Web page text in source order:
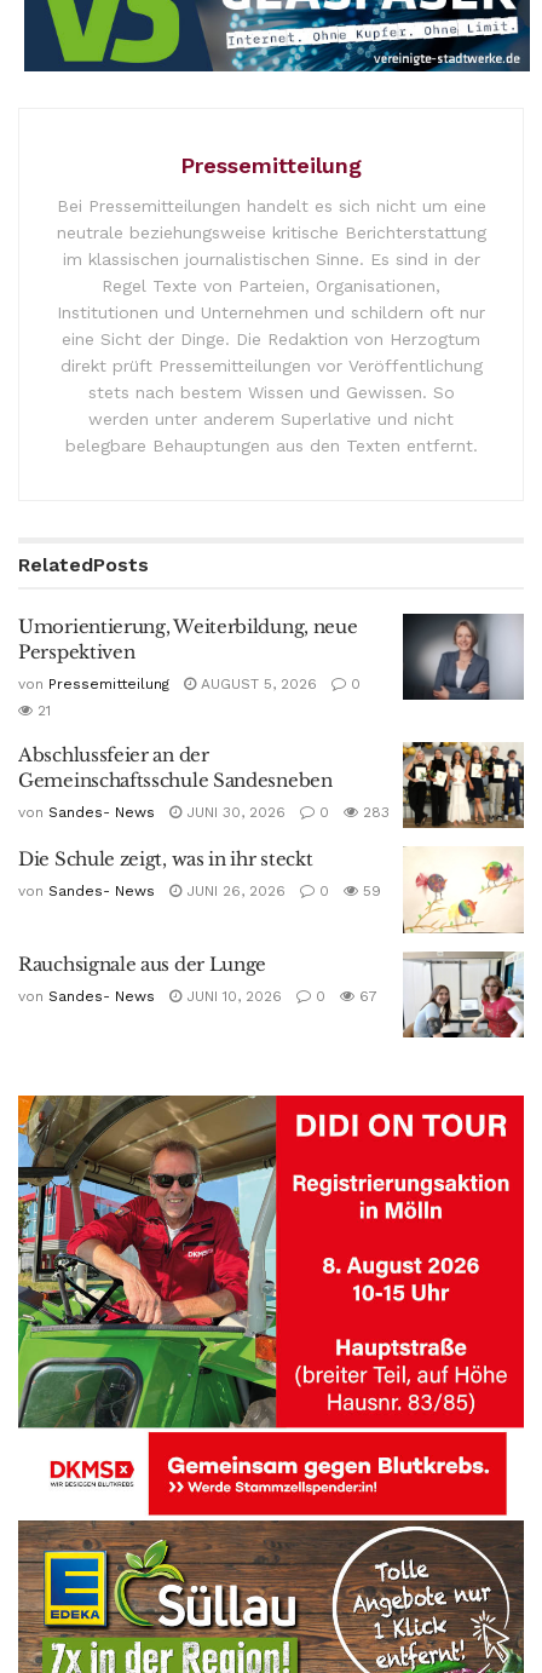
Pressemitteilung
Bei Pressemitteilungen handelt es sich nicht um eine
neutrale beziehungsweise kritische Berichterstattung
im klassischen journalistischen Sinne. Es sind in der
Regel Texte von Parteien, Organisationen,
Institutionen und Unternehmen und schildern oft nur
eine Sicht der Dinge. Die Redaktion von Herzogtum
direkt prüft Pressemitteilungen vor Veröffentlichung
stets nach bestem Wissen und Gewissen. So
werden unter anderem Superlative und nicht
belegbare Behauptungen aus den Texten entfernt.
RelatedPosts
Umorientierung, Weiterbildung, neue
Perspektiven
von Pressemitteilung AUGUST 5, 2026
0
21
Abschlussfeier an der
Gemeinschaftsschule Sandesneben
von Sandes- News JUNI 30, 2026 0 283
Die Schule zeigt, was in ihr steckt
von Sandes- News JUNI 26, 2026 0 59
Rauchsignale aus der Lunge
von Sandes- News JUNI 10, 2026 0 67